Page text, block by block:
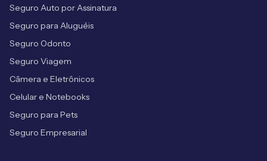
Seguro Auto por Assinatura
Seguro para Aluguéis
Seguro Odonto
Seguro Viagem
Câmera e Eletrônicos
Celular e Notebooks
Seguro para Pets
Seguro Empresarial